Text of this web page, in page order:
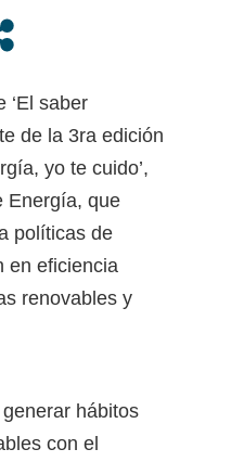
murió el
y detenidos
en la marcha
Propiedad
‘El saber
de la 3ra edición
yo te cuido’,
Energía, que
políticas de
en eficiencia
renovables y
hábitos
con el